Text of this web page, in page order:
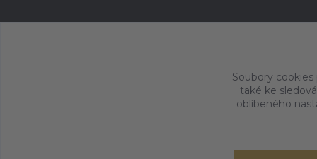
Soubory
také ke
oblíbeného